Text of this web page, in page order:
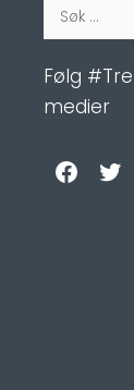
Søk
etter:
Følg
medier